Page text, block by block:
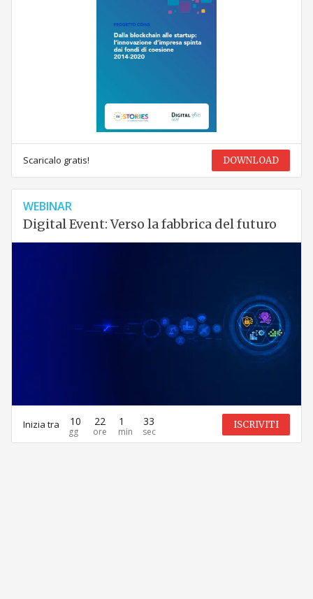
Scaricalo gratis! DOWNLOAD
WEBINAR
Digital Event: Verso la fabbrica del futuro
Inizia tra 10 22 1 33 ISCRIVITI